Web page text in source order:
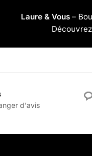
Laure & Vous –
d'avis